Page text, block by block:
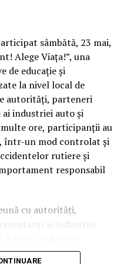
Rolul IMC și al
(IMC) este utilizat
raportul talie–
calitatea vieții,
trăiesc cu obezitate se
sâmbătă, 23 mai,
Alege Viața!”, una
de educație și
la nivel local de
autorități, parteneri
industriei auto și
ore, participanții au
într-un mod controlat și
rutiere și
responsabil
cu autorități,
ai industriei
într-o experiență